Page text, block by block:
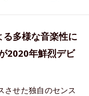
多様な音楽性に
2020年鮮烈デビ
させた独自のセンス